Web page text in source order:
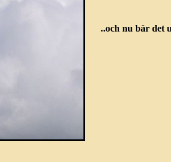
..och nu bär det